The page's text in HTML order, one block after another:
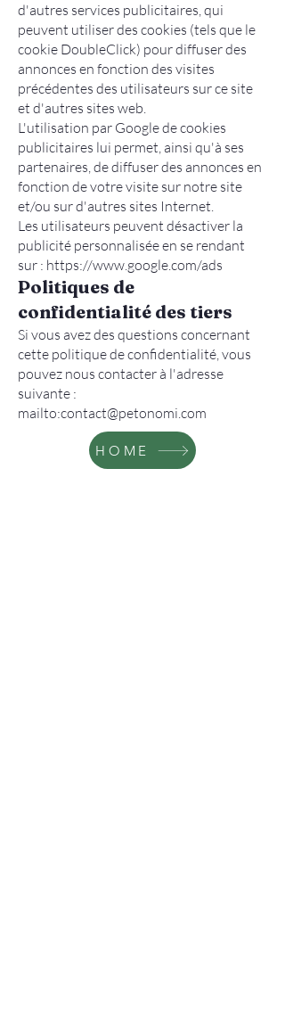
d'autres services publicitaires, qui
peuvent utiliser des cookies (tels que le
cookie DoubleClick) pour diffuser des
annonces en fonction des visites
précédentes des utilisateurs sur ce site
et d'autres sites web.
L'utilisation par Google de cookies
publicitaires lui permet, ainsi qu'à ses
partenaires, de diffuser des annonces en
fonction de votre visite sur notre site
et/ou sur d'autres sites Internet.
Les utilisateurs peuvent désactiver la
publicité personnalisée en se rendant
sur : https://www.google.com/ads
Politiques de
confidentialité des tiers
Si vous avez des questions concernant
cette politique de confidentialité, vous
pouvez nous contacter à l'adresse
suivante :
mailto:contact@petonomi.com
HOME